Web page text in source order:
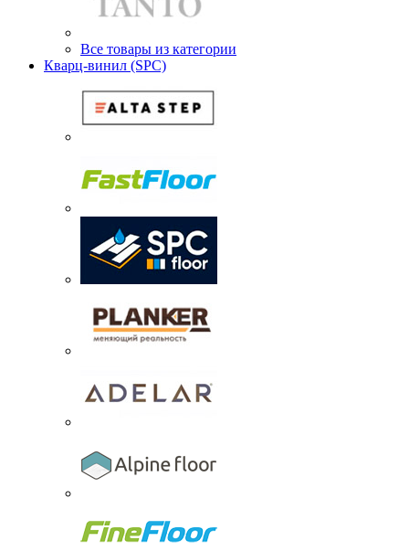
Все товары из категории
Кварц-винил (SPC)